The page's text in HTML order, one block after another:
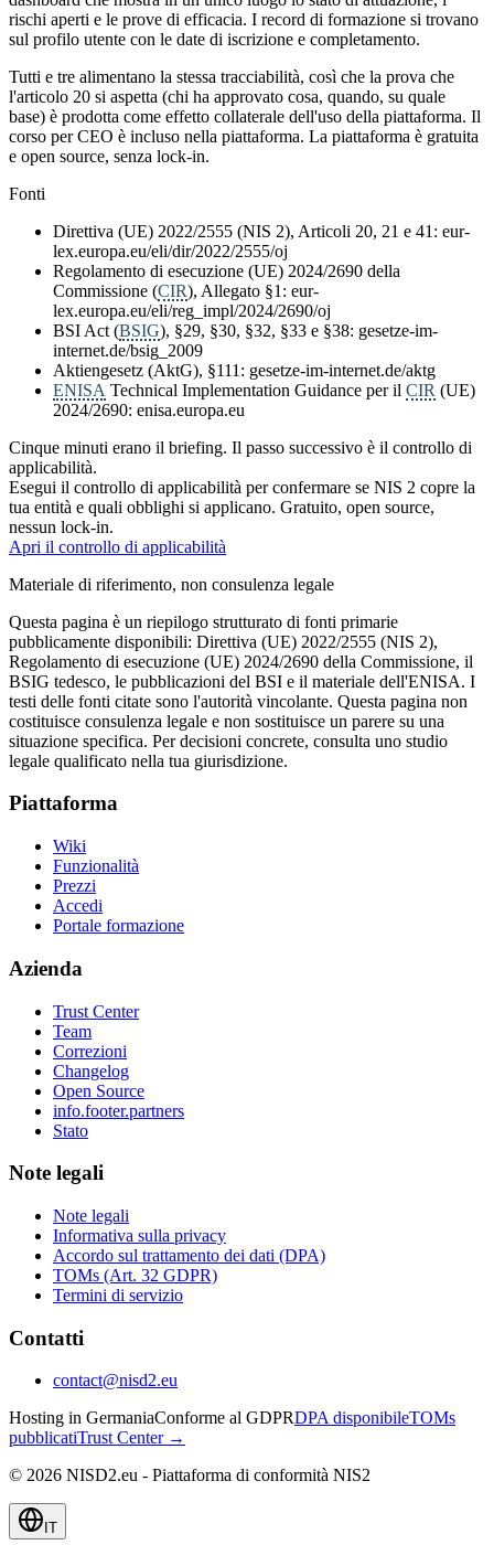
rischi aperti e le prove di efficacia. I record di formazione si trovano
sul profilo utente con le date di iscrizione e completamento.
Tutti e tre alimentano la stessa tracciabilità, così che la prova che
l'articolo 20 si aspetta (chi ha approvato cosa, quando, su quale
base) è prodotta come effetto collaterale dell'uso della piattaforma. Il
corso per CEO è incluso nella piattaforma. La piattaforma è gratuita
e open source, senza lock-in.
Fonti
Direttiva (UE) 2022/2555 (NIS 2), Articoli 20, 21 e 41: eur-
lex.europa.eu/eli/dir/2022/2555/oj
Regolamento di esecuzione (UE) 2024/2690 della
Commissione (CIR), Allegato §1: eur-
lex.europa.eu/eli/reg_impl/2024/2690/oj
BSI Act (BSIG), §29, §30, §32, §33 e §38: gesetze-im-
internet.de/bsig_2009
Aktiengesetz (AktG), §111: gesetze-im-internet.de/aktg
ENISA Technical Implementation Guidance per il CIR (UE)
2024/2690: enisa.europa.eu
Cinque minuti erano il briefing. Il passo successivo è il controllo di
applicabilità.
Esegui il controllo di applicabilità per confermare se NIS 2 copre la
tua entità e quali obblighi si applicano. Gratuito, open source,
nessun lock-in.
Apri il controllo di applicabilità
Materiale di riferimento, non consulenza legale
Questa pagina è un riepilogo strutturato di fonti primarie
pubblicamente disponibili: Direttiva (UE) 2022/2555 (NIS 2),
Regolamento di esecuzione (UE) 2024/2690 della Commissione, il
BSIG tedesco, le pubblicazioni del BSI e il materiale dell'ENISA. I
testi delle fonti citate sono l'autorità vincolante. Questa pagina non
costituisce consulenza legale e non sostituisce un parere su una
situazione specifica. Per decisioni concrete, consulta uno studio
legale qualificato nella tua giurisdizione.
Piattaforma
Wiki
Funzionalità
Prezzi
Accedi
Portale formazione
Azienda
Trust Center
Team
Correzioni
Changelog
Open Source
info.footer.partners
Stato
Note legali
Note legali
Informativa sulla privacy
Accordo sul trattamento dei dati (DPA)
TOMs (Art. 32 GDPR)
Termini di servizio
Contatti
contact@nisd2.eu
Hosting in GermaniaConforme al GDPRDPA disponibileTOMs
pubblicatiTrust Center →
© 2026 NISD2.eu - Piattaforma di conformità NIS2
IT